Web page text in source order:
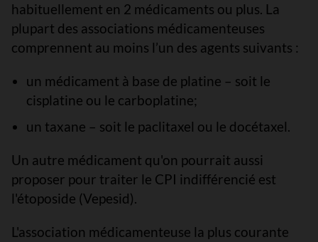
habituellement en 2 médicaments ou plus. La
plupart des associations médicamenteuses
comprennent au moins l’un des agents suivants :
un médicament à base de platine – soit le
cisplatine ou le carboplatine;
un taxane – soit le paclitaxel ou le docétaxel.
Un autre médicament qu'on pourrait aussi
proposer pour traiter le CPI indifférencié est
l'étoposide (Vepesid).
L'association médicamenteuse la plus courante